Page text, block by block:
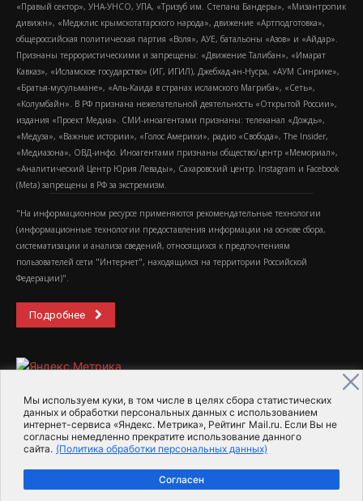
Мы используем куки, в том числе в целях сбора статистических
данных и обработки персональных данных с использованием
интернет-сервиса «Яндекс. Метрика», Рейтинг Mail.ru. Если Вы не
согласны немедленно прекратите использование данного
сайта. (Политика обработки персональных данных)
Согласен
«Правый сектор», УНА-УНСО, УПА, «Тризуб им. Степана Бандеры», «Мизантропик
дивижн», «Меджлис крымскотатарского народа», движение «Артподготовка»,
общероссийская политическая партия «Воля», АУЕ, батальоны «Азов» и «Айдар».
Признаны террористическими и запрещены: «Движение Талибан», «Имарат
Кавказ», «Исламское государство» (ИГ, ИГИЛ), Джебхад-ан-Нусра, «АУМ Синрике»,
«Братья-мусульмане», «Аль-Каида в странах исламского Магриба», «Сеть»,
«Колумбайн». В РФ признана нежелательной деятельность «Открытой России»,
издания «Проект Медиа». СМИ-иноагентами признаны: телеканал «Дождь»,
«Медуза», «Важные истории», «Голос Америки», радио «Свобода», The Insider,
«Медиазона», ОВД-инфо. Иноагентами признаны общество/центр «Мемориал»,
«Аналитический Центр Юрия Левады», Сахаровский центр. Instagram и Facebook
(Metа) запрещены в РФ за экстремизм.
"На информационном ресурсе применяются рекомендательные технологии
(информационные технологии предоставления информации на основе сбора,
систематизации и анализа сведений, относящихся к предпочтениям
пользователей сети "Интернет", находящихся на территории Российской
Федерации)".
Подробнее
2015-2026- Информационное агентство МедиаПоток
Для справки Об издании
Пользовательское соглашение
Политика обработки персональных данных